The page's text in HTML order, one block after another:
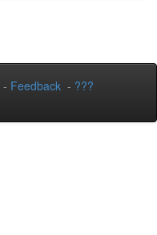
- Feedback - ???